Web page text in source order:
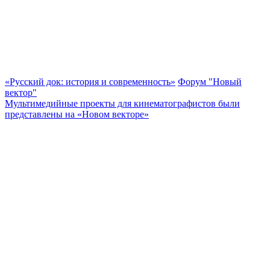
«Русский док: история и современность» Форум "Новый
вектор"
Мультимедийные проекты для кинематографистов были
представлены на «Новом векторе»